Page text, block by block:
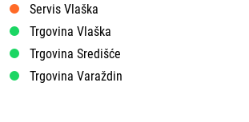
Servis Vlaška
Trgovina Vlaška
Trgovina Središće
Trgovina Varaždin